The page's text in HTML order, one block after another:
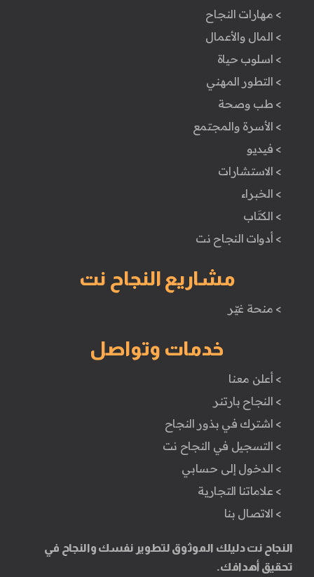
> مهارات النجاح
> المال والأعمال
> اسلوب حياة
> التطور المهني
> طب وصحة
> الأسرة والمجتمع
> فيديو
> الاستشارات
> الخبراء
> الكتَاب
> أدوات النجاح نت
مشاريع النجاح نت
> منحة غيّر
خدمات وتواصل
> أعلن معنا
> النجاح بارتنر
> اشترك في بذور النجاح
> التسجيل في النجاح نت
> الدخول إلى حسابي
> علاماتنا التجارية
> الاتصال بنا
النجاح نت دليلك الموثوق لتطوير نفسك والنجاح في
تحقيق أهدافك.